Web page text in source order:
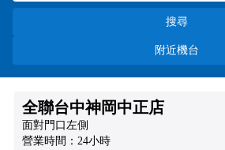
搜尋
附近機台
全聯台中神岡中正店
面對門口左側
營業時間：24小時